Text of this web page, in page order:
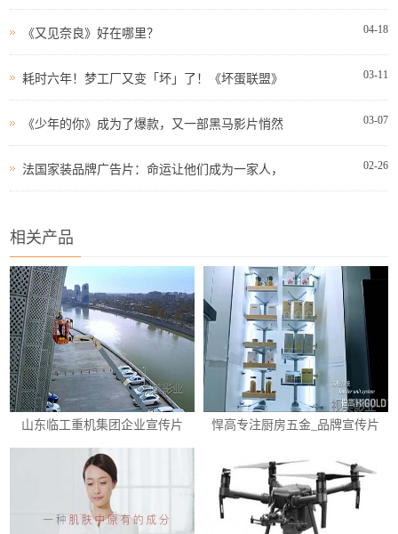
04-18
《又见奈良》好在哪里？
03-11
耗时六年！梦工厂又变「坏」了！《坏蛋联盟》
03-07
《少年的你》成为了爆款，又一部黑马影片悄然
02-26
法国家装品牌广告片：命运让他们成为一家人，
相关产品
山东临工重机集团企业宣传片 悍高专注厨房五金_品牌宣传片